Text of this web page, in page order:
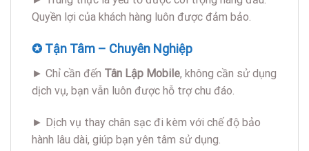
Quyền lợi của khách hàng luôn được đảm bảo.
✪ Tận Tâm – Chuyên Nghiệp
► Chỉ cần đến Tân Lập Mobile, không cần sử dụng
dịch vụ, bạn vẫn luôn được hỗ trợ chu đáo.
► Dịch vụ thay chân sạc đi kèm với chế độ bảo
hành lâu dài, giúp bạn yên tâm sử dụng.